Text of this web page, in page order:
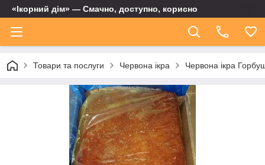
«Ікорний дім» — Смачно, доступно, корисно
Товари та послуги Червона ікра Червона ікра